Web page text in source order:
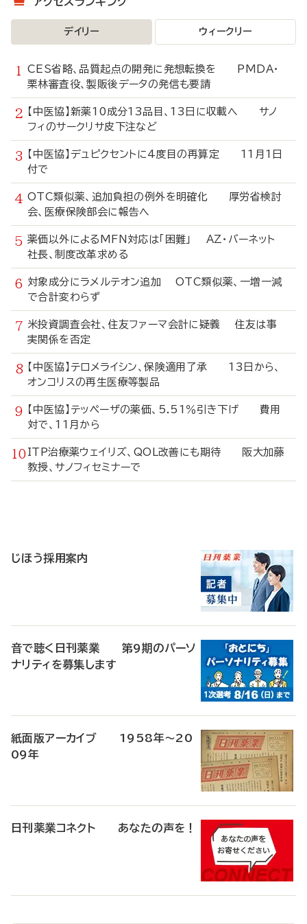
デイリー ウィークリー
CES省略、品質起点の開発に発想転換を PMDA・
栗林審査役、製販後データの発信も要請
【中医協】新薬10成分13品目、13日に収載へ サノ
フィのサークリサ皮下注など
【中医協】デュピクセントに4度目の再算定 11月1日
付で
OTC類似薬、追加負担の例外を明確化 厚労省検討
会、医療保険部会に報告へ
薬価以外によるMFN対応は「困難」 AZ・バーネット
社長、制度改革求める
対象成分にラメルテオン追加 OTC類似薬、一増一減
で合計変わらず
米投資調査会社、住友ファーマ会計に疑義 住友は事
実関係を否定
【中医協】テロメライシン、保険適用了承 13日から、
オンコリスの再生医療等製品
【中医協】テッペーザの薬価、5.51％引き下げ 費用
対で、11月から
ITP治療薬ウェイリズ、QOL改善にも期待 阪大加藤
教授、サノフィセミナーで
じほう採用案内
音で聴く日刊薬業 第9期のパーソ
ナリティを募集します
紙面版アーカイブ 1958年～20
09年
日刊薬業コネクト あなたの声を！